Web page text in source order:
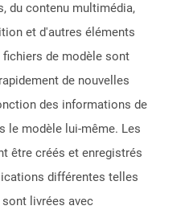
du contenu multimédia,
et d'autres éléments
de modèle sont
de nouvelles
des informations de
le modèle lui-même. Les
être créés et enregistrés
différentes telles
livrées avec